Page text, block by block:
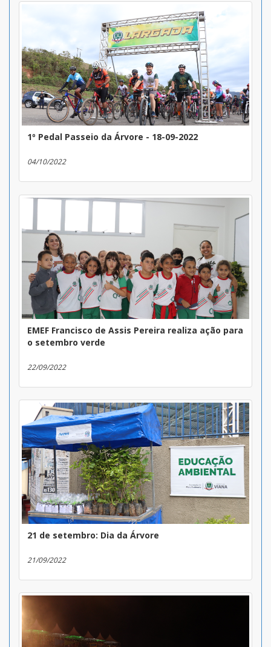
1º Pedal Passeio da Árvore - 18-09-2022
04/10/2022
EMEF Francisco de Assis Pereira realiza ação para
o setembro verde
22/09/2022
21 de setembro: Dia da Árvore
21/09/2022